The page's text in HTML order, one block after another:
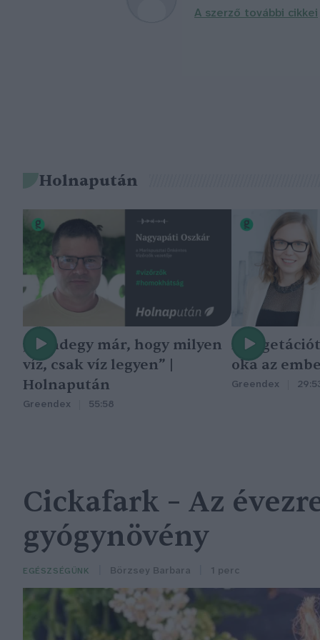
A szerző további cikkei
Holnapután
„Mindegy már, hogy milyen
víz, csak víz legyen” |
Holnapután
Greendex 55:58
A
oka az
Greendex
Cickafark – Az
gyógynövény
EGÉSZSÉGÜNK Börzsey Barbara 1 perc